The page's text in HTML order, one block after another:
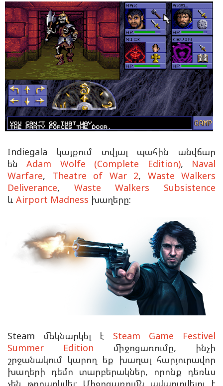
Indiegala կայքում տվյալ պահին անվճար
ենAdam Wolfe (Complete Edition), Naval
Warfare, Theatre of War 2, Waste Walkers
Deliverance, Waste Walkers Subsistence
և Airport Madness խաղերը:
Steam մեկնարկել է Steam Game Festivel
Summer Edition միջոցառումը, ինչի
շրջանակում կարող եք խաղալ հարյուրավոր
խաղերի դեմո տարբերակներ, որոնք դեռևս